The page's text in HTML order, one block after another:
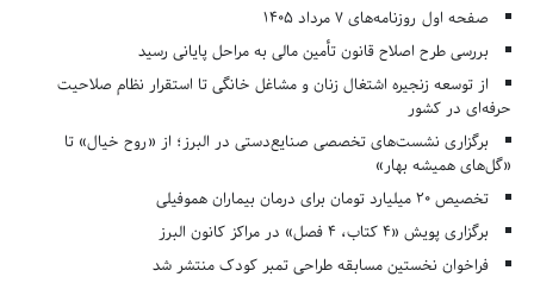
صفحه اول روزنامه‌های 7 مرداد 1405
بررسی طرح اصلاح قانون تأمین مالی به مراحل پایانی رسید
از توسعه زنجیره اشتغال زنان و مشاغل خانگی تا استقرار نظام صلاحیت
حرفه‌ای در کشور
برگزاری نشست‌های تخصصی صنایع‌دستی در البرز؛ از «روح خیال» تا
«گل‌های همیشه بهار»
تخصیص ۲۰ میلیارد تومان برای درمان بیماران هموفیلی
برگزاری پویش «۴ کتاب، ۴ فصل» در مراکز کانون البرز
فراخوان نخستین مسابقه طراحی تمبر کودک منتشر شد